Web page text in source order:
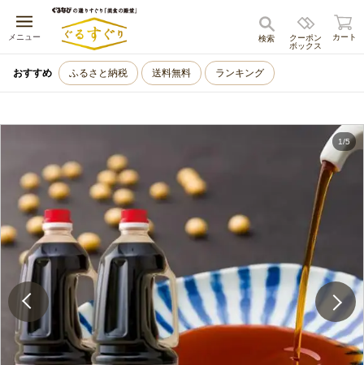
メニュー
キャンセル
クーポン
ボックス
検索 カート
おすすめ ふるさと納税 送料無料 ランキング
1/5